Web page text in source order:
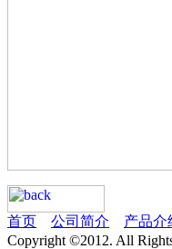
首页 公司简介 产品介
Copyright ©2012. All